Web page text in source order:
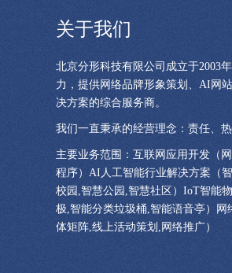
关于我们
北京分形科技有限公司成立于2003
力，提供网络品牌形象策划、AI网
决方案的综合服务商。
我们一直秉承的经营理念：责任、热
主要业务范围：互联网应用开发（
程序）AI人工智能行业解决方案（
校园,智慧公园,智慧社区）IoT智能
极,智能分类垃圾桶,智能语音亭）网
体矩阵,线上活动策划,网络推广）